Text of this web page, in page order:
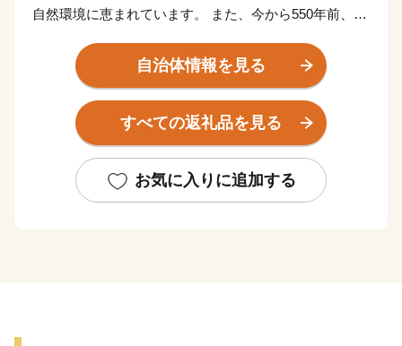
自然環境に恵まれています。 また、今から550年前、前
都を模したまちづくりを始めたことから、「土佐の小京
都」と呼ばれています。
【お問い合わせはこちら】
・申込・書類・ご入金方法はこちら
株式会社 本気モード
自治体情報を見る
すべての返礼品を見る
お気に入りに追加する